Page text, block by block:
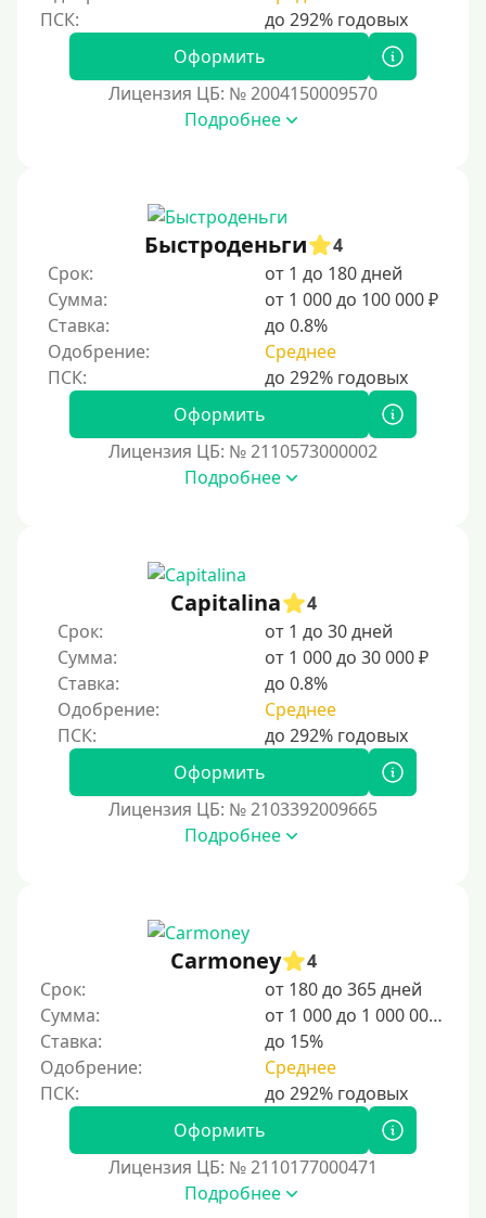
С 18 лет
Категории заемщиков
Несовершеннолетним
Студентам
Женский займ
С временной регистрацией
Банкротам
Без подтверждения личности
Пенсионерам
Пенсионерам до 70 лет
Пенсионерам до 75 лет
Пенсионерам до 80 лет
Пенсионерам до 85 лет
Без упоминания места трудоустройства
Для иностранных граждан
Для лиц, имеющих гражданство других государств,
находящихся на территории Украины
Для граждан других стран, проживающих в
Казахстане
Для граждан других стран, прибывающих в
Для граждан Таджикистана, проживающих за
Оформить
Лицензия ЦБ: № 2004150009570
Подробнее
Быстроденьги
4
Срок:
от 1 до 180 дней
Сумма:
от 1 000 до 100 000 ₽
Ставка:
до 0.8%
Одобрение:
Среднее
Оформить
Лицензия ЦБ: № 2110573000002
Подробнее
Capitalina
4
Срок:
от 1 до 30 дней
Сумма:
от 1 000 до 30 000 ₽
Ставка:
до 0.8%
Одобрение:
Среднее
Оформить
Лицензия ЦБ: № 2103392009665
Подробнее
Carmoney
4
Срок:
от 180 до 365 дней
Сумма:
от 1 000 до 1 000 000 ₽
Ставка:
до 15%
Одобрение:
Среднее
Оформить
Лицензия ЦБ: № 2110177000471
Подробнее